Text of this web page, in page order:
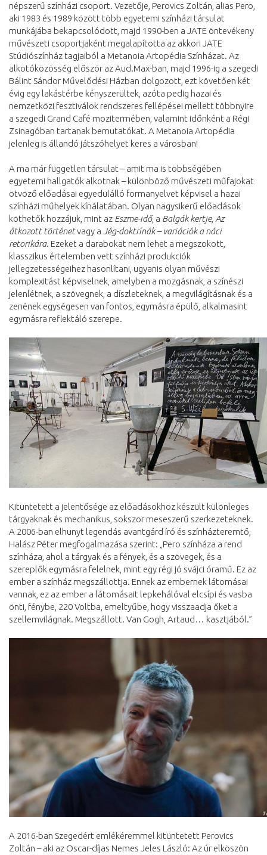
népszerű színházi csoport. Vezetője, Perovics Zoltán, alias Pero,
aki 1983 és 1989 között több egyetemi színházi társulat
munkájába bekapcsolódott, majd 1990-ben a JATE öntevékeny
művészeti csoportjaként megalapította az akkori JATE
Stúdiószínház tagjaiból a Metanoia Artopédia Színházat. Az
alkotóközösség először az Aud.Max-ban, majd 1996-ig a szegedi
Bálint Sándor Művelődési Házban dolgozott, ezt követően két
évig egy lakástérbe kényszerültek, azóta pedig hazai és
nemzetközi fesztiválok rendszeres fellépései mellett többnyire
a szegedi Grand Café mozitermében, valamint időnként a Régi
Zsinagóban tartanak bemutatókat. A Metanoia Artopédia
jelenleg is állandó játszóhelyet keres a városban!
A ma már független társulat – amit ma is többségében
egyetemi hallgatók alkotnak – különböző művészeti műfajokat
ötvöző előadásai egyedülálló formanyelvet képvisel a hazai
színházi műhelyek kínálatában. Olyan nagysikerű előadások
köthetők hozzájuk, mint az Eszme-idő, a Balgák kertje, Az
átkozott történetvagy a Jég-doktrínák – variációk a náci
retorikára. Ezeket a darabokat nem lehet a megszokott,
klasszikus értelemben vett színházi produkciók
jellegzetességeihez hasonlítani, ugyanis olyan művészi
komplexitást képviselnek, amelyben a mozgásnak, a színészi
jelenlétnek, a szövegnek, a díszleteknek, a megvilágításnak és a
zenének egységesen van fontos, egymásra épülő, alkalmasint
egymásra reflektáló szerepe.
Kitüntetett a jelentősége az előadásokhoz készült különleges
tárgyaknak és mechanikus, sokszor meseszerű szerkezeteknek.
A 2006-ban elhunyt legendás avantgárd író és színházteremtő,
Halász Péter megfogalmazása szerint: „Pero színháza a rend
színháza, ahol a tárgyak és a fények, és a szövegek, és a
szereplők egymásra felelnek, mint egy régi jó svájci óramű. Ez az
ember a színház megszállottja. Ennek az embernek látomásai
vannak, ez az ember a látomásait lepkehálóval elcsípi és vasba
önti, fénybe, 220 Voltba, emeltyűbe, hogy visszaadja őket a
szellemvilágnak. Megszállott. Van Gogh, Artaud… kasztjából.”
A 2016-ban Szegedért emlékéremmel kitüntetett Perovics
Zoltán – aki az Oscar-díjas Nemes Jeles László: Az úr elköszön